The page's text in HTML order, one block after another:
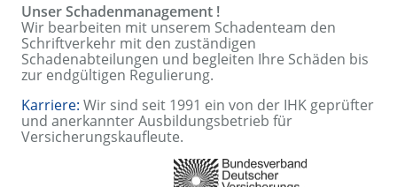
Unser Schadenmanagement !
Wir bearbeiten mit unserem Schadenteam den
Schriftverkehr mit den zuständigen
Schadenabteilungen und begleiten Ihre Schäden bis
zur endgültigen Regulierung.
Karriere: Wir sind seit 1991 ein von der IHK geprüfter
und anerkannter Ausbildungsbetrieb für
Versicherungskaufleute.